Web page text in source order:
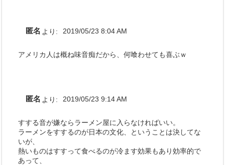
匿名 より: 2019/05/23 8:04 AM
アメリカ人は概ね味音痴だから、何喰わせても喜ぶｗ
匿名 より: 2019/05/23 9:14 AM
すする音が嫌ならラーメン屋に入らなければいい。
ラーメンをすするのが日本の文化、ということは決してな
いが、
熱いものはすすって食べるのが冷ます効果もあり効率的で
あって、